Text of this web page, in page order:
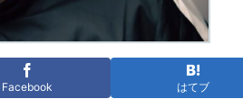
Facebook はてブ